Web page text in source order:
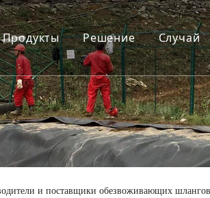
Продукты Решение Случай
и поставщики обезвоживающих